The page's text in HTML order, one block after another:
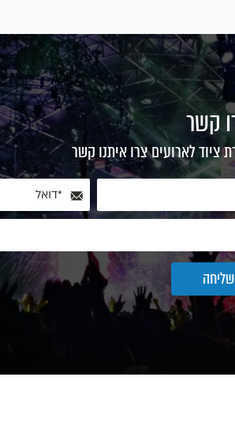
קשר
ציוד לארועים צרו איתנו קשר